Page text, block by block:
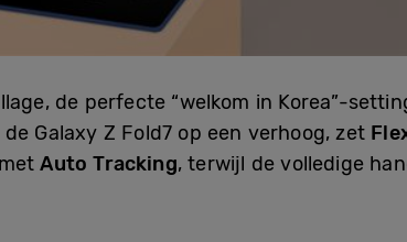
de perfecte “welkom in Korea”-
Galaxy Z Fold7 op een verhoog, zet
Auto Tracking, terwijl de volledige